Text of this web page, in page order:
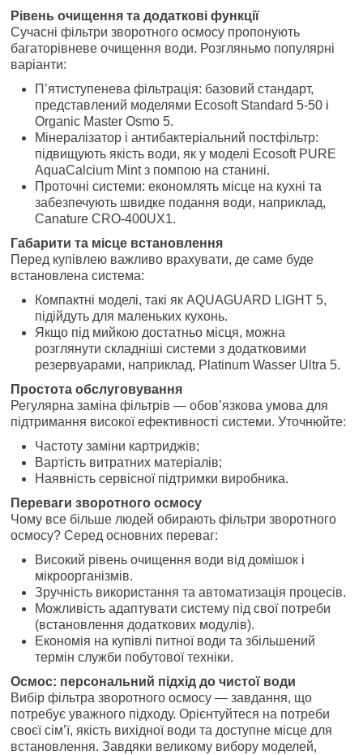
Рівень очищення та додаткові функції
Сучасні фільтри зворотного осмосу пропонують
багаторівневе очищення води. Розгляньмо популярні
варіанти:
П’ятиступенева фільтрація: базовий стандарт,
представлений моделями Ecosoft Standard 5-50 і
Organic Master Osmo 5.
Мінералізатор і антибактеріальний постфільтр:
підвищують якість води, як у моделі Ecosoft PURE
AquaCalcium Mint з помпою на станині.
Проточні системи: економлять місце на кухні та
забезпечують швидке подання води, наприклад,
Canature CRO-400UX1.
Габарити та місце встановлення
Перед купівлею важливо врахувати, де саме буде
встановлена система:
Компактні моделі, такі як AQUAGUARD LIGHT 5,
підійдуть для маленьких кухонь.
Якщо під мийкою достатньо місця, можна
розглянути складніші системи з додатковими
резервуарами, наприклад, Platinum Wasser Ultra 5.
Простота обслуговування
Регулярна заміна фільтрів — обов’язкова умова для
підтримання високої ефективності системи. Уточнюйте:
Частоту заміни картриджів;
Вартість витратних матеріалів;
Наявність сервісної підтримки виробника.
Переваги зворотного осмосу
Чому все більше людей обирають фільтри зворотного
осмосу? Серед основних переваг:
Високий рівень очищення води від домішок і
мікроорганізмів.
Зручність використання та автоматизація процесів.
Можливість адаптувати систему під свої потреби
(встановлення додаткових модулів).
Економія на купівлі питної води та збільшений
термін служби побутової техніки.
Осмос: персональний підхід до чистої води
Вибір фільтра зворотного осмосу — завдання, що
потребує уважного підходу. Орієнтуйтеся на потреби
своєї сім’ї, якість вихідної води та доступне місце для
встановлення. Завдяки великому вибору моделей,